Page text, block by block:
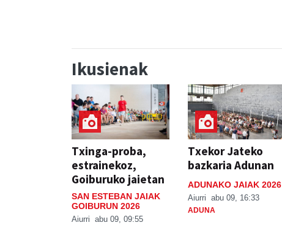
Ikusienak
Txinga-proba,
estrainekoz,
Goiburuko jaietan
SAN ESTEBAN JAIAK
GOIBURUN 2026
Aiurri abu 09, 09:55
Txekor Jateko
bazkaria Adunan
ADUNAKO JAIAK 2026
Aiurri abu 09, 16:33
ADUNA